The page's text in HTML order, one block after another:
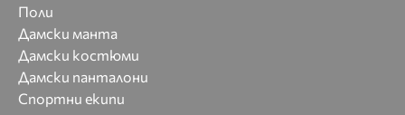
Поли
Дамски манта
Дамски костюми
Дамски панталони
Спортни екипи